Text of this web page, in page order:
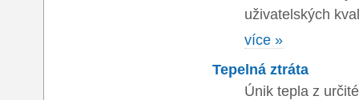
uživatelských
více »
Tepelná ztráta
Únik tepla z